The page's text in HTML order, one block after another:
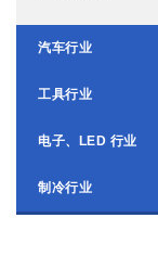
汽车行业
工具行业
电子、LED 行业
制冷行业